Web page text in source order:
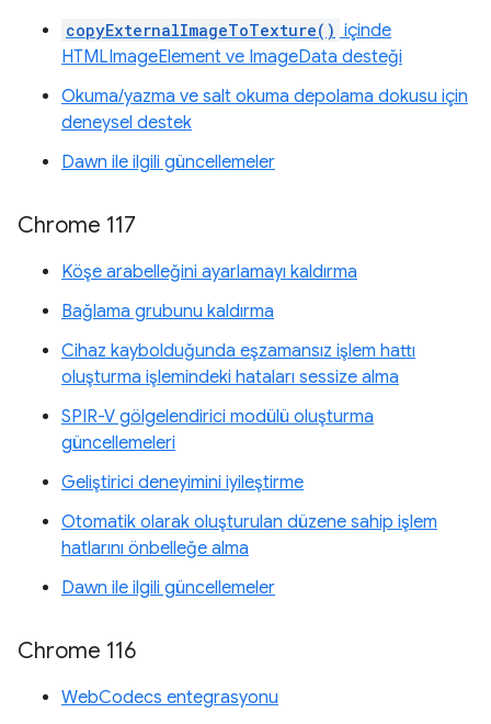
copyExternalImageToTexture() içinde
HTMLImageElement ve ImageData desteği
Okuma/yazma ve salt okuma depolama dokusu için
deneysel destek
Dawn ile ilgili güncellemeler
Chrome 117
Köşe arabelleğini ayarlamayı kaldırma
Bağlama grubunu kaldırma
Cihaz kaybolduğunda eşzamansız işlem hattı
oluşturma işlemindeki hataları sessize alma
SPIR-V gölgelendirici modülü oluşturma
güncellemeleri
Geliştirici deneyimini iyileştirme
Otomatik olarak oluşturulan düzene sahip işlem
hatlarını önbelleğe alma
Dawn ile ilgili güncellemeler
Chrome 116
WebCodecs entegrasyonu